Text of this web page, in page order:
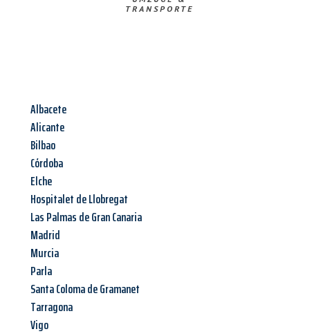
TRANSPORTE
Albacete
Alicante
Bilbao
Córdoba
Elche
Hospitalet de Llobregat
Las Palmas de Gran Canaria
Madrid
Murcia
Parla
Santa Coloma de Gramanet
Tarragona
Vigo